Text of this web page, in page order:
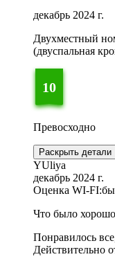
декабрь 2024 г.
Двухместный
(двуспальная
10
Превосходно
Раскрыть детали
YUliya
декабрь 2024 г.
Оценка WI-FI:
Что было хорошо
Понравилось
Действительно